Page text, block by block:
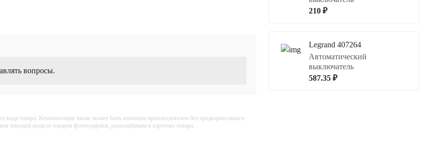
вопросы.
вида товара. Комплектация также может быть изменена производителем без предварительного
текущей модели товаров фотографиям, размещённым в карточке товара.
210 ₽
Legrand 407264
Автоматический
выключатель
587.35 ₽